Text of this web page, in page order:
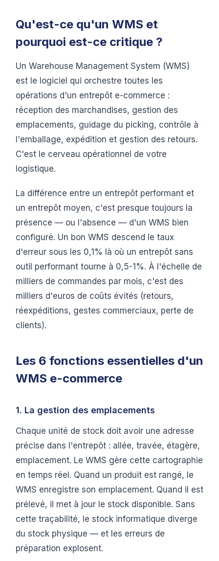
Qu'est-ce qu'un WMS et
pourquoi est-ce critique ?
Un Warehouse Management System (WMS)
est le logiciel qui orchestre toutes les
opérations d'un entrepôt e-commerce :
réception des marchandises, gestion des
emplacements, guidage du picking, contrôle à
l'emballage, expédition et gestion des retours.
C'est le cerveau opérationnel de votre
logistique.
La différence entre un entrepôt performant et
un entrepôt moyen, c'est presque toujours la
présence — ou l'absence — d'un WMS bien
configuré. Un bon WMS descend le taux
d'erreur sous les 0,1% là où un entrepôt sans
outil performant tourne à 0,5-1%. À l'échelle de
milliers de commandes par mois, c'est des
milliers d'euros de coûts évités (retours,
réexpéditions, gestes commerciaux, perte de
clients).
Les 6 fonctions essentielles d'un
WMS e-commerce
1. La gestion des emplacements
Chaque unité de stock doit avoir une adresse
précise dans l'entrepôt : allée, travée, étagère,
emplacement. Le WMS gère cette cartographie
en temps réel. Quand un produit est rangé, le
WMS enregistre son emplacement. Quand il est
prélevé, il met à jour le stock disponible. Sans
cette traçabilité, le stock informatique diverge
du stock physique — et les erreurs de
préparation explosent.